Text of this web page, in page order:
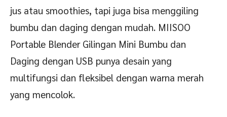
jus atau smoothies, tapi juga bisa menggiling
bumbu dan daging dengan mudah. MIISOO
Portable Blender Gilingan Mini Bumbu dan
Daging dengan USB punya desain yang
multifungsi dan fleksibel dengan warna merah
yang mencolok.